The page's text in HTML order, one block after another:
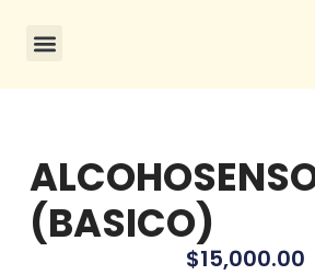
(BASICO)
$15,000.00